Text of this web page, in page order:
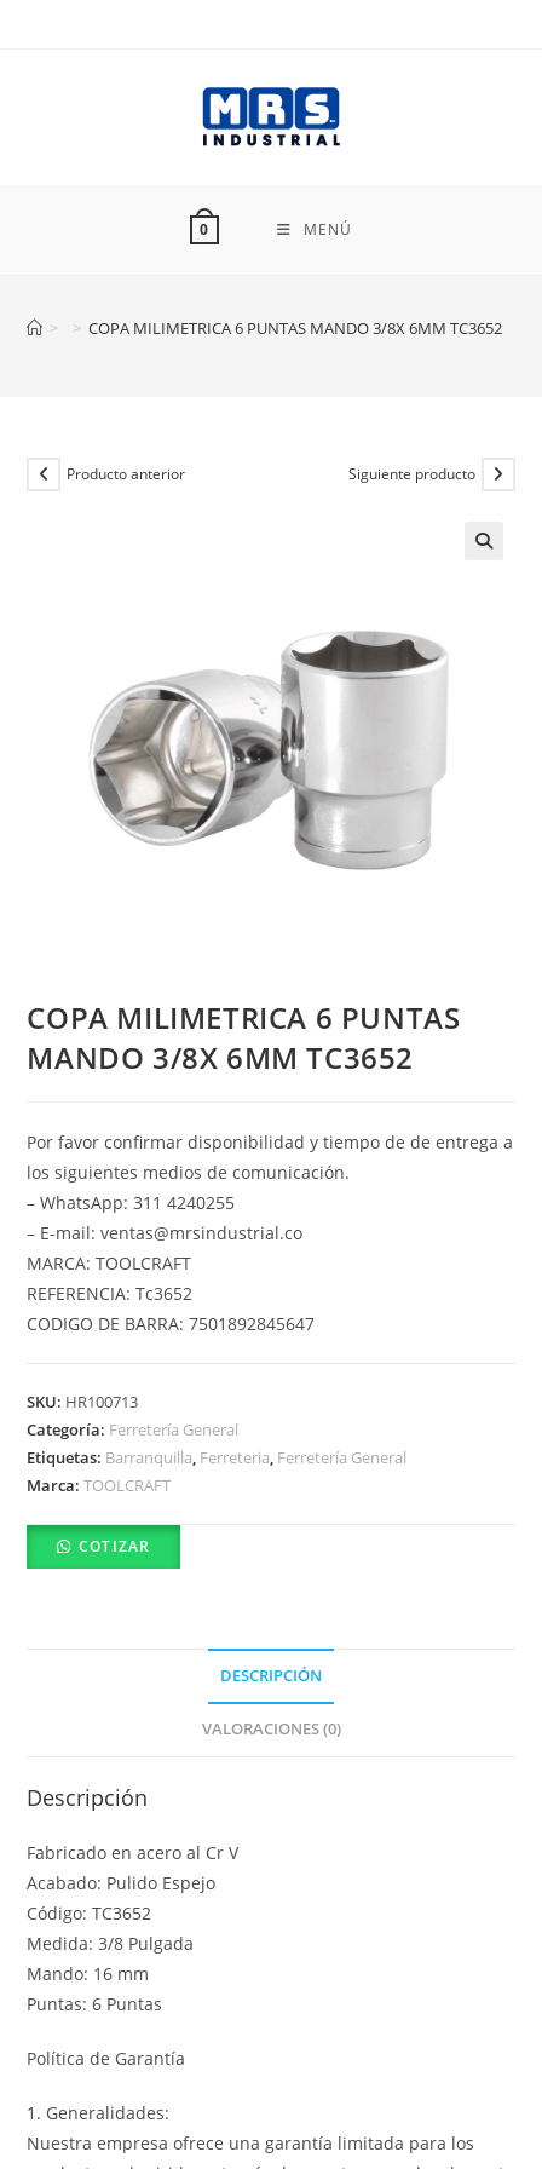
0 MENÚ
> > COPA MILIMETRICA 6 PUNTAS MANDO 3/8X 6MM TC3652
Producto anterior Siguiente producto
COPA MILIMETRICA 6 PUNTAS
MANDO 3/8X 6MM TC3652
Por favor confirmar disponibilidad y tiempo de de entrega a
los siguientes medios de comunicación.
– WhatsApp: 311 4240255
– E-mail: ventas@mrsindustrial.co
MARCA: TOOLCRAFT
REFERENCIA: Tc3652
CODIGO DE BARRA: 7501892845647
SKU: HR100713
Categoría: Ferretería General
Etiquetas: Barranquilla, Ferreteria, Ferretería General
Marca:TOOLCRAFT
COTIZAR
DESCRIPCIÓN
VALORACIONES (0)
Descripción
Fabricado en acero al Cr V
Acabado: Pulido Espejo
Código: TC3652
Medida: 3/8 Pulgada
Mando: 16 mm
Puntas: 6 Puntas
Política de Garantía
1. Generalidades:
Nuestra empresa ofrece una garantía limitada para los